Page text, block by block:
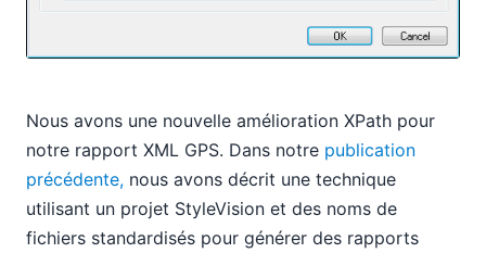
Nous avons une nouvelle amélioration XPath pour
notre rapport XML GPS. Dans notre publication
précédente, nous avons décrit une technique
utilisant un projet StyleVision et des noms de
fichiers standardisés pour générer des rapports